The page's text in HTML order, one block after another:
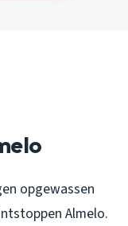
opgewassen
Almelo.